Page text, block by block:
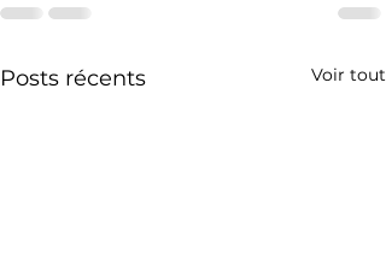
Posts récents Voir tout